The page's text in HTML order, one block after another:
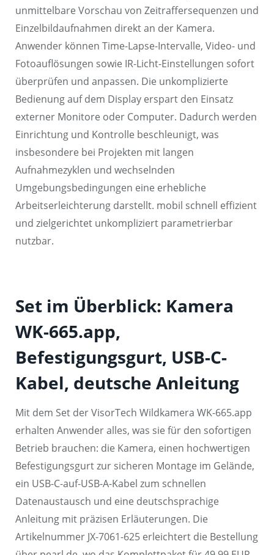
unmittelbare Vorschau von Zeitraffersequenzen und
Einzelbildaufnahmen direkt an der Kamera.
Anwender können Time-Lapse-Intervalle, Video- und
Fotoauflösungen sowie IR-Licht-Einstellungen sofort
überprüfen und anpassen. Die unkomplizierte
Bedienung auf dem Display erspart den Einsatz
externer Monitore oder Computer. Dadurch werden
Einrichtung und Kontrolle beschleunigt, was
insbesondere bei Projekten mit langen
Aufnahmezyklen und wechselnden
Umgebungsbedingungen eine erhebliche
Arbeitserleichterung darstellt. mobil schnell effizient
und zielgerichtet unkompliziert parametrierbar
nutzbar.
Set im Überblick: Kamera
WK-665.app,
Befestigungsgurt, USB-C-
Kabel, deutsche Anleitung
Mit dem Set der VisorTech Wildkamera WK-665.app
erhalten Anwender alles, was sie für den sofortigen
Betrieb brauchen: die Kamera, einen hochwertigen
Befestigungsgurt zur sicheren Montage im Gelände,
ein USB-C-auf-USB-A-Kabel zum schnellen
Datenaustausch und eine deutschsprachige
Anleitung mit präzisen Erläuterungen. Die
Artikelnummer JX-7061-625 erleichtert die Bestellung